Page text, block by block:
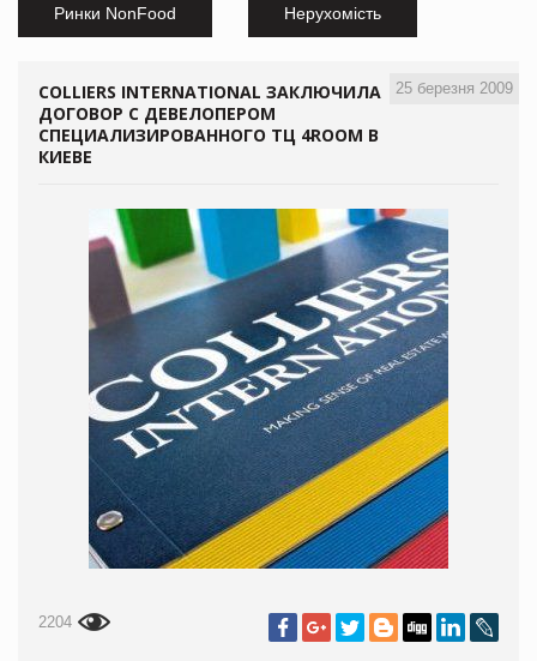
Ринки NonFood Нерухомість
25 березня 2009
COLLIERS INTERNATIONAL ЗАКЛЮЧИЛА
ДОГОВОР C ДЕВЕЛОПЕРОМ
СПЕЦИАЛИЗИРОВАННОГО ТЦ 4ROOM В
КИЕВЕ
2204